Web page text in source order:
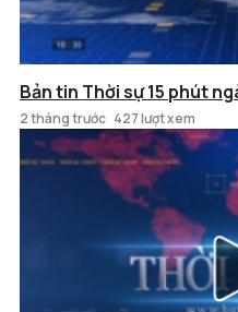
Bản tin Thời sự 15 phút
2 tháng trước 427 lượt xem